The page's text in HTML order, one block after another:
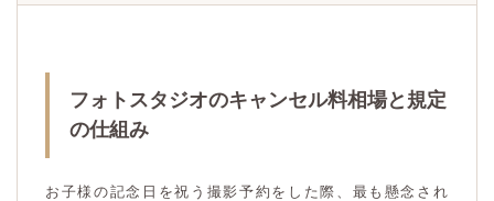
フォトスタジオのキャンセル料相場と規定
の仕組み
お子様の記念日を祝う撮影予約をした際、最も懸念され